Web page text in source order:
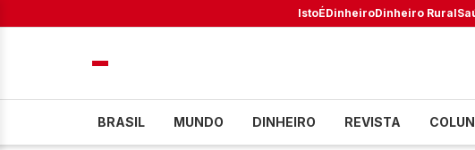
IstoÉDinheiroDinheiro Rural
BRASIL MUNDO DINHEIRO REVISTA